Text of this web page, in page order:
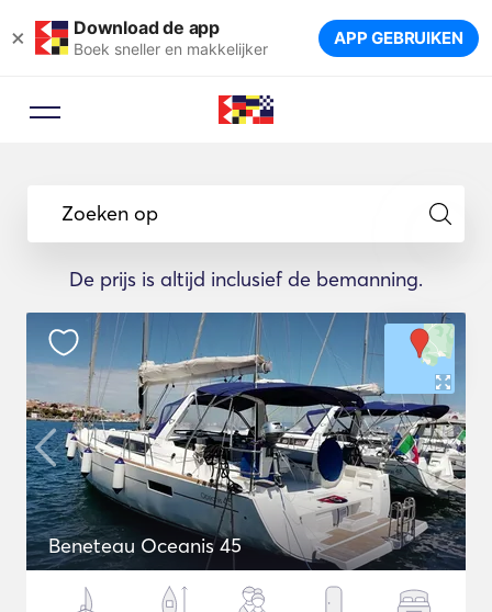
× Download de app
Boek sneller en makkelijker APP GEBRUIKEN
Zoeken op
De prijs is altijd inclusief de bemanning.
Beneteau Oceanis 45